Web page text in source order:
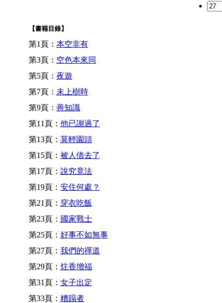
【書籍目錄】
第1頁： 本空非有
第3頁： 空色本來同
第5頁： 夜遊
第7頁： 未上樹時
第9頁： 善知識
第11頁： 他已謝過了
第13頁： 莫輕園頭
第15頁： 被人借去了
第17頁： 說究竟法
第19頁： 安住何處？
第21頁： 穿衣吃飯
第23頁： 國家戰士
第25頁： 好事不如無事
第27頁： 我們的禪道
第29頁： 炷香增福
第31頁： 女子出定
第33頁： 糟蹋者